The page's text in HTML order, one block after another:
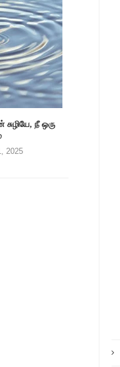
சுழியே, நீ ஒரு
2025